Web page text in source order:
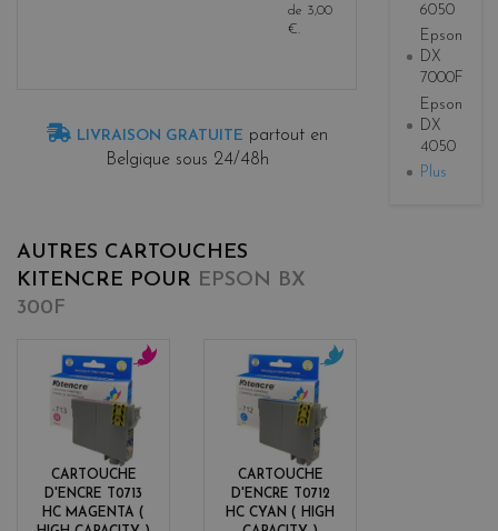
de 3,00
€.
LIVRAISON GRATUITE partout en
Belgique sous 24/48h
AUTRES CARTOUCHES
KITENCRE POUR EPSON BX
300F
CARTOUCHE
D'ENCRE T0713
HC MAGENTA (
a
g
e
n
t
a
CARTOUCHE
D'ENCRE T0712
HC CYAN ( HIGH
c
y
a
n
6050
Epson
DX
7000F
Epson
DX
4050
Plus